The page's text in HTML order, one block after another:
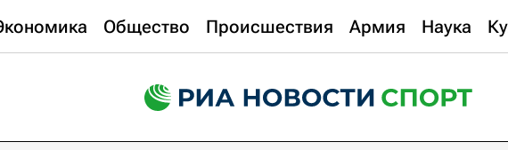
Общество Происшествия Армия Наука